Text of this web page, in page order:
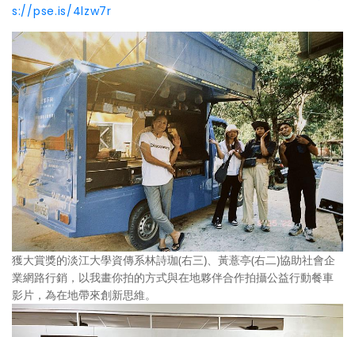
s://pse.is/4lzw7r
獲大賞獎的淡江大學資傳系林詩珈(右三)、黃薏亭(右二)協助社會企
業網路行銷，以我畫你拍的方式與在地夥伴合作拍攝公益行動餐車
影片，為在地帶來創新思維。